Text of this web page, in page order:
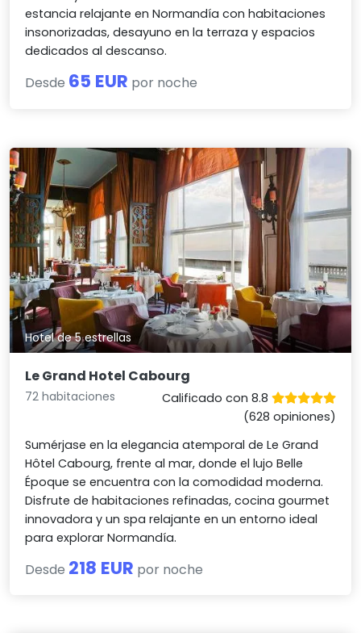
estancia relajante en Normandía con habitaciones
insonorizadas, desayuno en la terraza y espacios
dedicados al descanso.
Desde 65 EUR por noche
Hotel de 5 estrellas
Le Grand Hotel Cabourg
72 habitaciones
Calificado con 8.8
(628 opiniones)
Sumérjase en la elegancia atemporal de Le Grand
Hôtel Cabourg, frente al mar, donde el lujo Belle
Époque se encuentra con la comodidad moderna.
Disfrute de habitaciones refinadas, cocina gourmet
innovadora y un spa relajante en un entorno ideal
para explorar Normandía.
Desde 218 EUR por noche